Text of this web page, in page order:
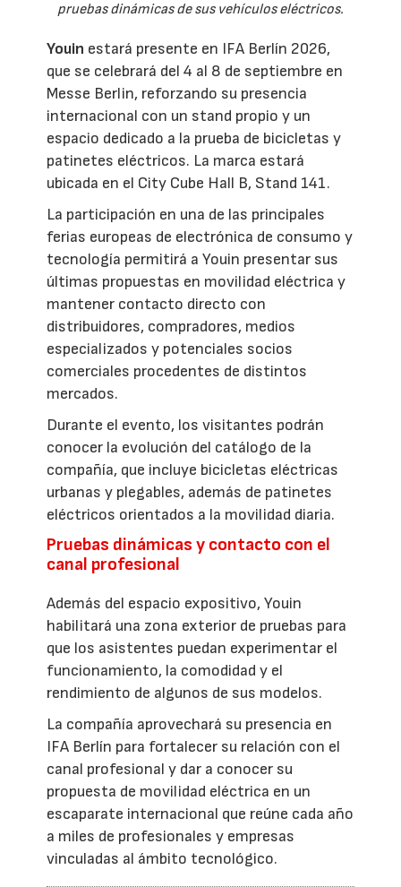
pruebas dinámicas de sus vehículos eléctricos.
Youin estará presente en IFA Berlín 2026,
que se celebrará del 4 al 8 de septiembre en
Messe Berlin, reforzando su presencia
internacional con un stand propio y un
espacio dedicado a la prueba de bicicletas y
patinetes eléctricos. La marca estará
ubicada en el City Cube Hall B, Stand 141.
La participación en una de las principales
ferias europeas de electrónica de consumo y
tecnología permitirá a Youin presentar sus
últimas propuestas en movilidad eléctrica y
mantener contacto directo con
distribuidores, compradores, medios
especializados y potenciales socios
comerciales procedentes de distintos
mercados.
Durante el evento, los visitantes podrán
conocer la evolución del catálogo de la
compañía, que incluye bicicletas eléctricas
urbanas y plegables, además de patinetes
eléctricos orientados a la movilidad diaria.
Pruebas dinámicas y contacto con el
canal profesional
Además del espacio expositivo, Youin
habilitará una zona exterior de pruebas para
que los asistentes puedan experimentar el
funcionamiento, la comodidad y el
rendimiento de algunos de sus modelos.
La compañía aprovechará su presencia en
IFA Berlín para fortalecer su relación con el
canal profesional y dar a conocer su
propuesta de movilidad eléctrica en un
escaparate internacional que reúne cada año
a miles de profesionales y empresas
vinculadas al ámbito tecnológico.